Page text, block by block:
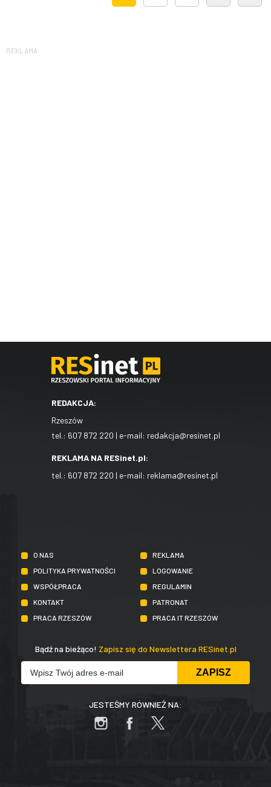
REKLAMA
REDAKCJA:
Rzeszów
tel.: 607 872 220 | e-mail: redakcja@resinet.pl
REKLAMA NA RESinet.pl:
tel.: 607 872 220 | e-mail: reklama@resinet.pl
O NAS
REKLAMA
POLITYKA PRYWATNOŚCI
LOGOWANIE
WSPÓŁPRACA
REGULAMIN
KONTAKT
PATRONAT
PRACA RZESZÓW
PRACA IT RZESZÓW
Bądź na bieżąco! Zapisz się do Newslettera RESinet.pl
JESTEŚMY RÓWNIEŻ NA: